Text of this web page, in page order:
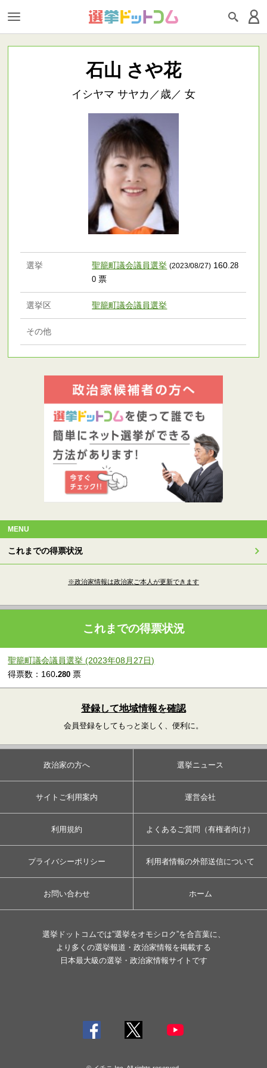
石山 さや花
イシヤマ サヤカ／歳／ 女
選挙 聖籠町議会議員選挙 (2023/08/27) 160.28
0 票
選挙区 聖籠町議会議員選挙
その他
MENU
これまでの得票状況
※政治家情報は政治家ご本人が更新できます
これまでの得票状況
聖籠町議会議員選挙 (2023年08月27日)
得票数：160.280 票
登録して地域情報を確認
会員登録をしてもっと楽しく、便利に。
政治家の方へ 選挙ニュース
サイトご利用案内 運営会社
利用規約 よくあるご質問（有権者向け）
プライバシーポリシー 利用者情報の外部送信について
お問い合わせ ホーム
選挙ドットコムでは”選挙をオモシロク”を合言葉に、
より多くの選挙報道・政治家情報を掲載する
日本最大級の選挙・政治家情報サイトです